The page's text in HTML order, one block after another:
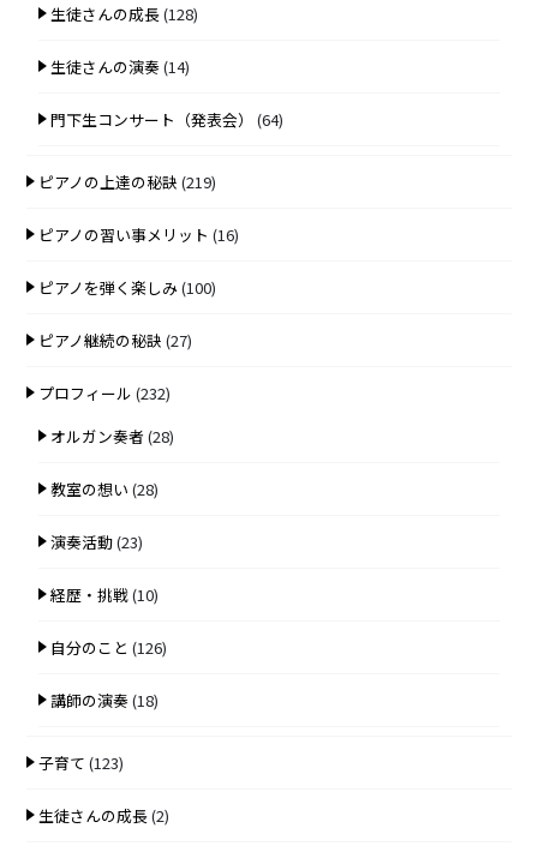
生徒さんの成長(128)
生徒さんの演奏(14)
門下生コンサート（発表会） (64)
ピアノの上達の秘訣 (219)
ピアノの習い事メリット (16)
ピアノを弾く楽しみ(100)
ピアノ継続の秘訣 (27)
プロフィール (232)
オルガン奏者 (28)
教室の想い (28)
演奏活動(23)
経歴・挑戦(10)
自分のこと (126)
講師の演奏(18)
子育て (123)
生徒さんの成長(2)